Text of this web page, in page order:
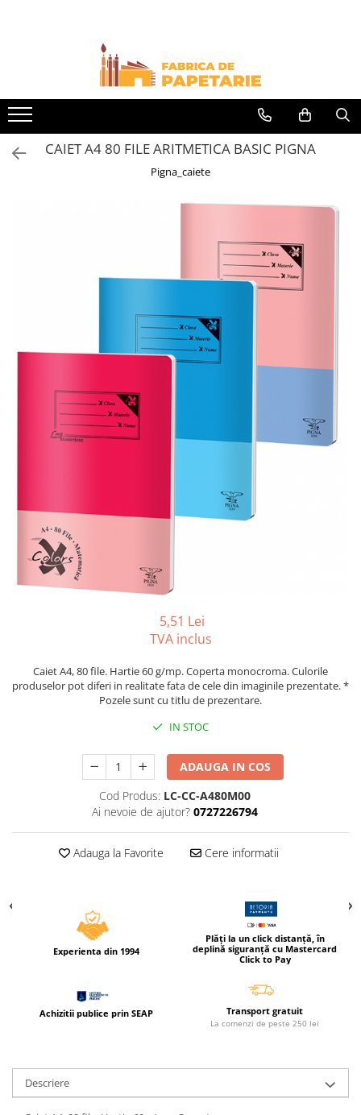
Toate Produsele
Hartie si articole din hartie
Hartie pentru copiator si cartoane
Hartie color pentru copiator
Papetarie personalizata
Tipizate
Tipizate autocopiative
personalizate
Tipizate offset
Rezerva cub notes
Indigo si hartie carbon
Caiete pentru birou
Caiete A5
Caiete si produse din hartie
Caiete A5
Caiete A4
Caiete incepatori Tip I, II, III
Caiete speciale
Ierbare scolare
Etichete scolare
Accesorii pictura
Creioane cerate
Creioane mecanice si rezerve
Cerneala si rezerva pentru stilou
CAIET A4 80 FILE ARITMETICA BASIC PIGNA
Pigna_caiete
5,51 Lei
TVA inclus
Caiet A4, 80 file. Hartie 60 g/mp. Coperta monocroma. Culorile
produselor pot diferi in realitate fata de cele din imaginile prezentate. *
Pozele sunt cu titlu de prezentare.
IN STOC
ADAUGA IN COS
Cod Produs: LC-CC-A480M00
Ai nevoie de ajutor? 0727226794
Adauga la Favorite Cere informatii
Experienta din 1994
Plăți la un click distanță, în
deplină siguranță cu Mastercard
Click to Pay
Achizitii publice prin SEAP Transport gratuit
La comenzi de peste 250 lei
Descriere